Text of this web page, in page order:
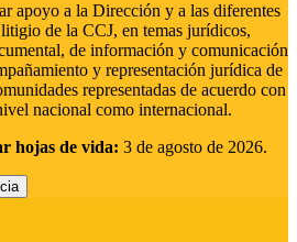
apoyo a la Dirección y a las diferentes
de la CCJ, en temas jurídicos,
de información y comunicación
y representación jurídica de
representadas de acuerdo con
nacional como internacional.
hojas de vida: 3 de agosto de 2026.